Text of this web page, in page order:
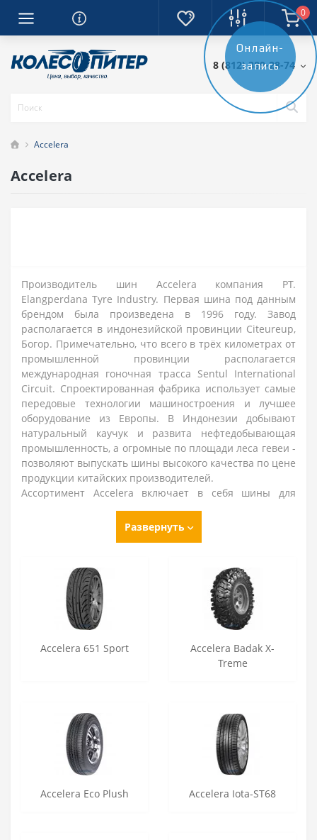
0
8 (812) 389-28-74
Accelera
Accelera
Производитель шин Accelera компания PT.
Elangperdana Tyre Industry. Первая шина под данным
брендом была произведена в 1996 году. Завод
располагается в индонезийской провинции Citeureup,
Богор. Примечательно, что всего в трёх километрах от
промышленной провинции располагается
международная гоночная трасса Sentul International
Circuit. Спроектированная фабрика использует самые
передовые технологии машиностроения и лучшее
оборудование из Европы. В Индонезии добывают
натуральный каучук и развита нефтедобывающая
промышленность, а огромные по площади леса гевеи -
позволяют выпускать шины высокого качества по цене
продукции китайских производителей.
Ассортимент Accelera включает в себя шины для
мощных легковых авто, а также радиальные шины для
грузовиков и автобусов. Продукция компании
развивает направления экспорта. Шины
сертифицированы ECE, DOT, In Metro, SASO, GCC и SNI.
Развернуть
Accelera 651 Sport
Accelera Badak X-
Treme
Accelera Eco Plush Accelera Iota-ST68
Онлайн-
запись